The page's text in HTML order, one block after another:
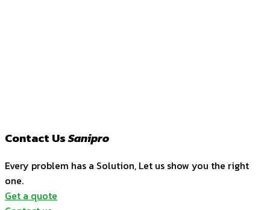
Contact UsSanipro
Every problem has a Solution, Let us show you the right
one.
Get a quote